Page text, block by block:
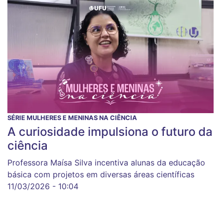
SÉRIE MULHERES E MENINAS NA CIÊNCIA
A curiosidade impulsiona o futuro da
ciência
Professora Maísa Silva incentiva alunas da educação
básica com projetos em diversas áreas científicas
11/03/2026 - 10:04